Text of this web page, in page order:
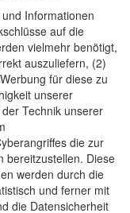
Informationen
auf die
vielmehr benötigt,
auszuliefern, (2)
für diese zu
unserer
Technik unserer
die zur
bereitzustellen. Diese
werden durch die
und ferner mit
die Datensicherheit